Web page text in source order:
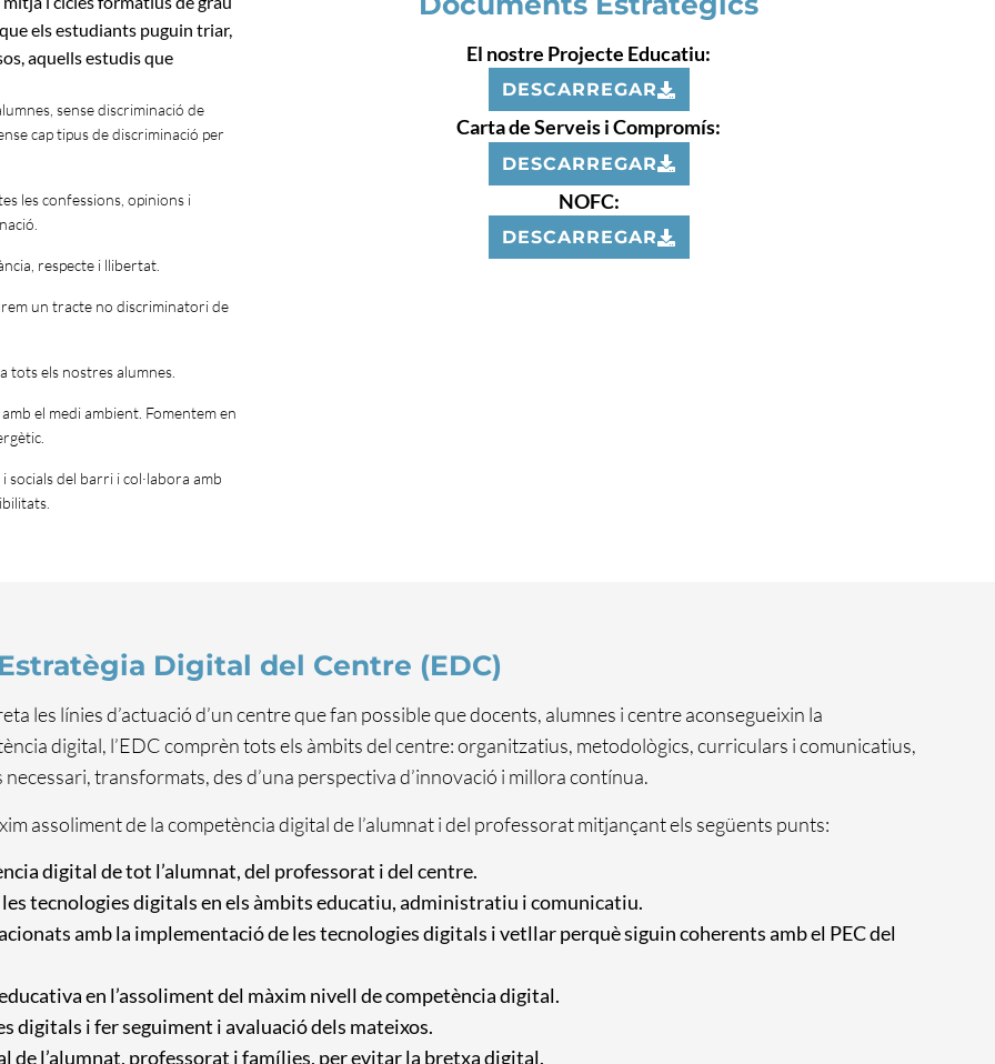
els estudiants puguin triar,
aquells estudis que
sense discriminació de
cap tipus de discriminació per
les confessions, opinions i
respecte i llibertat.
un tracte no discriminatori de
tots els nostres alumnes.
el medi ambient. Fomentem en
socials del barri i col·labora amb
El nostre Projecte Educatiu:
DESCARREGAR
Carta de Serveis i Compromís:
DESCARREGAR
NOFC:
DESCARREGAR
Estratègia Digital del Centre (EDC)
les línies d’actuació d’un centre que fan possible que docents, alumnes i centre aconsegueixin la
digital, l’EDC comprèn tots els àmbits del centre: organitzatius, metodològics, curriculars i comunicatius,
transformats, des d’una perspectiva d’innovació i millora contínua.
assoliment de la competència digital de l’alumnat i del professorat mitjançant els següents punts:
digital de tot l’alumnat, del professorat i del centre.
tecnologies digitals en els àmbits educatiu, administratiu i comunicatiu.
amb la implementació de les tecnologies digitals i vetllar perquè siguin coherents amb el PEC del
en l’assoliment del màxim nivell de competència digital.
digitals i fer seguiment i avaluació dels mateixos.
l’alumnat, professorat i famílies, per evitar la bretxa digital.